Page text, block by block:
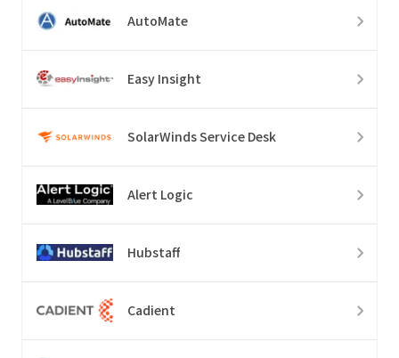
AutoMate
Easy Insight
SolarWinds Service Desk
Alert Logic
Hubstaff
Cadient